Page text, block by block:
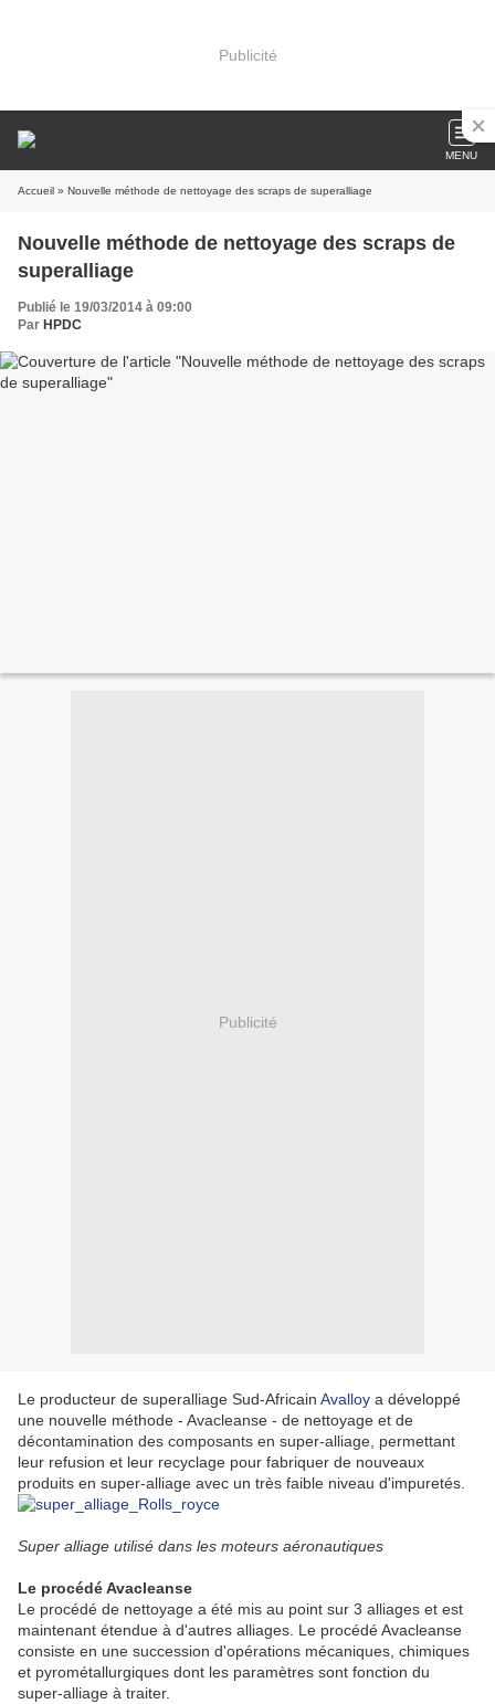
Publicité
MENU
Accueil » Nouvelle méthode de nettoyage des scraps de superalliage
Nouvelle méthode de nettoyage des scraps de
superalliage
Publié le 19/03/2014 à 09:00
Par HPDC
Publicité
Le producteur de superalliage Sud-Africain Avalloy a développé
une nouvelle méthode - Avacleanse - de nettoyage et de
décontamination des composants en super-alliage, permettant
leur refusion et leur recyclage pour fabriquer de nouveaux
produits en super-alliage avec un très faible niveau d'impuretés.
Super alliage utilisé dans les moteurs aéronautiques
Le procédé Avacleanse
Le procédé de nettoyage a été mis au point sur 3 alliages et est
maintenant étendue à d'autres alliages. Le procédé Avacleanse
consiste en une succession d'opérations mécaniques, chimiques
et pyrométallurgiques dont les paramètres sont fonction du
super-alliage à traiter.